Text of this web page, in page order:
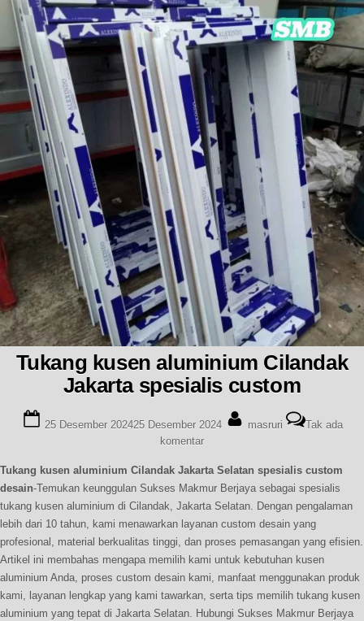
Tukang kusen aluminium Cilandak
Jakarta spesialis custom
on
25 Desember 202425 Desember 2024 masruri
Tak ada
komentarpada
kusen
aluminium
Cilandak
Jakarta
spesialis
custom
Tukang kusen aluminium Cilandak Jakarta Selatan spesialis custom
desain-Temukan keunggulan Sukses Makmur Berjaya sebagai spesialis
tukang kusen aluminium di Cilandak, Jakarta Selatan. Dengan pengalaman
lebih dari 10 tahun, kami menawarkan layanan custom desain yang
profesional, material berkualitas tinggi, dan proses pemasangan yang efisien.
Artikel ini membahas mengapa memilih kami untuk kebutuhan kusen
aluminium Anda, proses custom desain kami, manfaat menggunakan produk
kami, layanan lengkap yang kami tawarkan, serta tips memilih tukang kusen
aluminium yang tepat di Jakarta Selatan. Hubungi Sukses Makmur Berjaya